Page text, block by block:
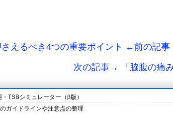
えるべき4つの重要ポイント ←前の記事
次の記事→ 「脇腹の痛
・TSBシミュレーター（β版）
ガイドラインや注意点の整理